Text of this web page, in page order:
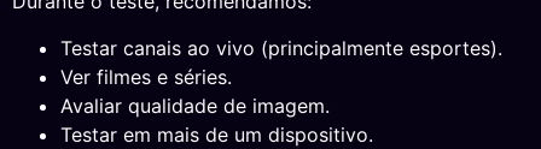
Testar canais ao vivo (principalmente esportes).
Ver filmes e séries.
Avaliar qualidade de imagem.
Testar em mais de um dispositivo.